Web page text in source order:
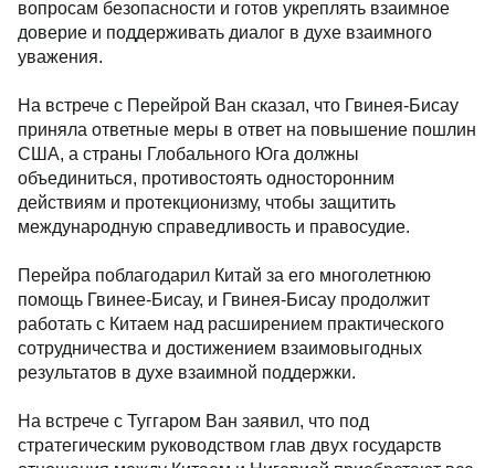
вопросам безопасности и готов укреплять взаимное
доверие и поддерживать диалог в духе взаимного
уважения.
На встрече с Перейрой Ван сказал, что Гвинея-Бисау
приняла ответные меры в ответ на повышение пошлин
США, а страны Глобального Юга должны
объединиться, противостоять односторонним
действиям и протекционизму, чтобы защитить
международную справедливость и правосудие.
Перейра поблагодарил Китай за его многолетнюю
помощь Гвинее-Бисау, и Гвинея-Бисау продолжит
работать с Китаем над расширением практического
сотрудничества и достижением взаимовыгодных
результатов в духе взаимной поддержки.
На встрече с Туггаром Ван заявил, что под
стратегическим руководством глав двух государств